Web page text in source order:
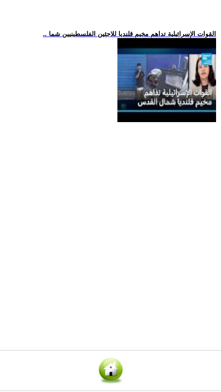
.. القوات الإسرائيلية تداهم مخيم قلنديا للاجئين الفلسطينيين شما